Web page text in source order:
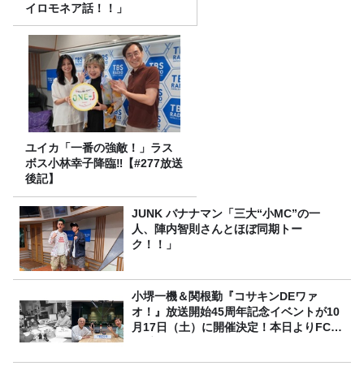
イロモネア話！！」
ユイカ「一番の強敵！」ラス
ボス小林幸子降臨‼【#277放送
後記】
JUNK バナナマン「三大“小MC”の一
人、陣内智則さんとほぼ同期トー
ク！！」
小堺一機＆関根勤『コサキンDEワァ
オ！』放送開始45周年記念イベントが10
月17日（土）に開催決定！本日よりFC先